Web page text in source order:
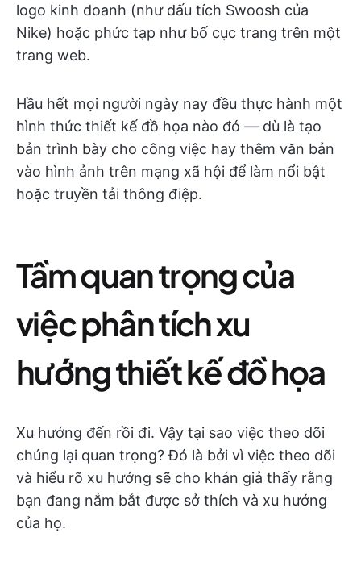
logo kinh doanh (như dấu tích Swoosh của
Nike) hoặc phức tạp như bố cục trang trên một
trang web.
Hầu hết mọi người ngày nay đều thực hành một
hình thức thiết kế đồ họa nào đó — dù là tạo
bản trình bày cho công việc hay thêm văn bản
vào hình ảnh trên mạng xã hội để làm nổi bật
hoặc truyền tải thông điệp.
Tầm quan trọng của
việc phân tích xu
hướng thiết kế đồ họa
Xu hướng đến rồi đi. Vậy tại sao việc theo dõi
chúng lại quan trọng? Đó là bởi vì việc theo dõi
và hiểu rõ xu hướng sẽ cho khán giả thấy rằng
bạn đang nắm bắt được sở thích và xu hướng
của họ.